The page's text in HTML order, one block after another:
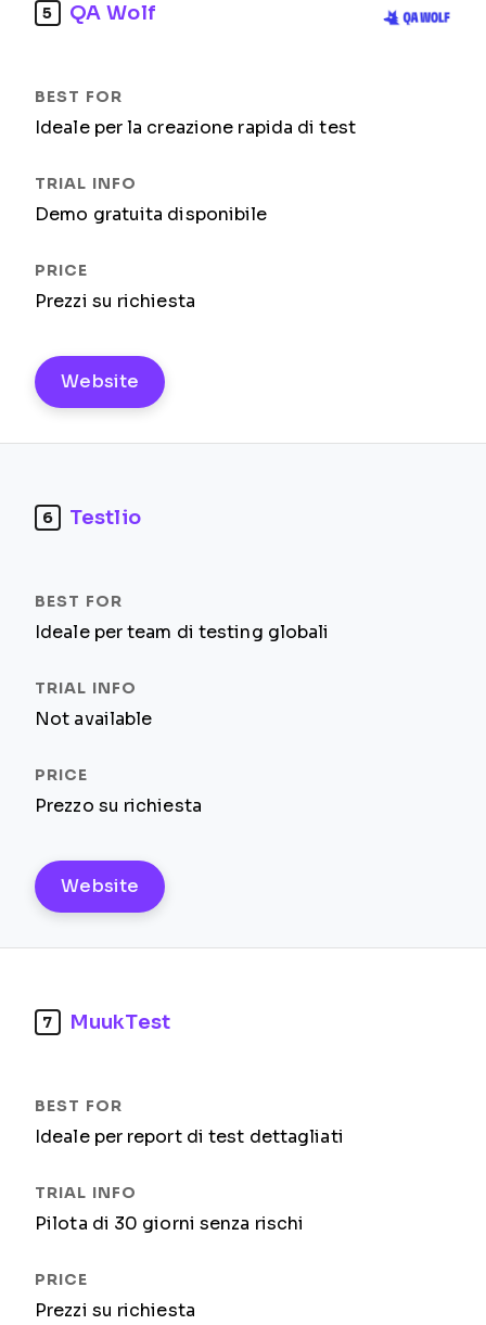
5 QA Wolf
Ideale per la creazione rapida di test
Demo gratuita disponibile
Prezzi su richiesta
Website
6 Testlio
Ideale per team di testing globali
Not available
Prezzo su richiesta
Website
7 MuukTest
Ideale per report di test dettagliati
Pilota di 30 giorni senza rischi
Prezzi su richiesta